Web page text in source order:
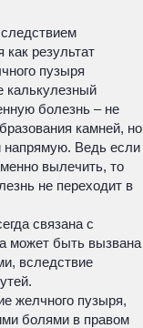
как результат
пузыря
калькулезный
болезнь – не
камней, но
напрямую. Ведь если
вылечить, то
не переходит в
связана с
может быть вызвана
вследствие
желчного пузыря,
болями в правом